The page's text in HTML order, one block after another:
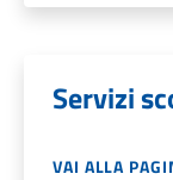
Servizi
VAI ALLA